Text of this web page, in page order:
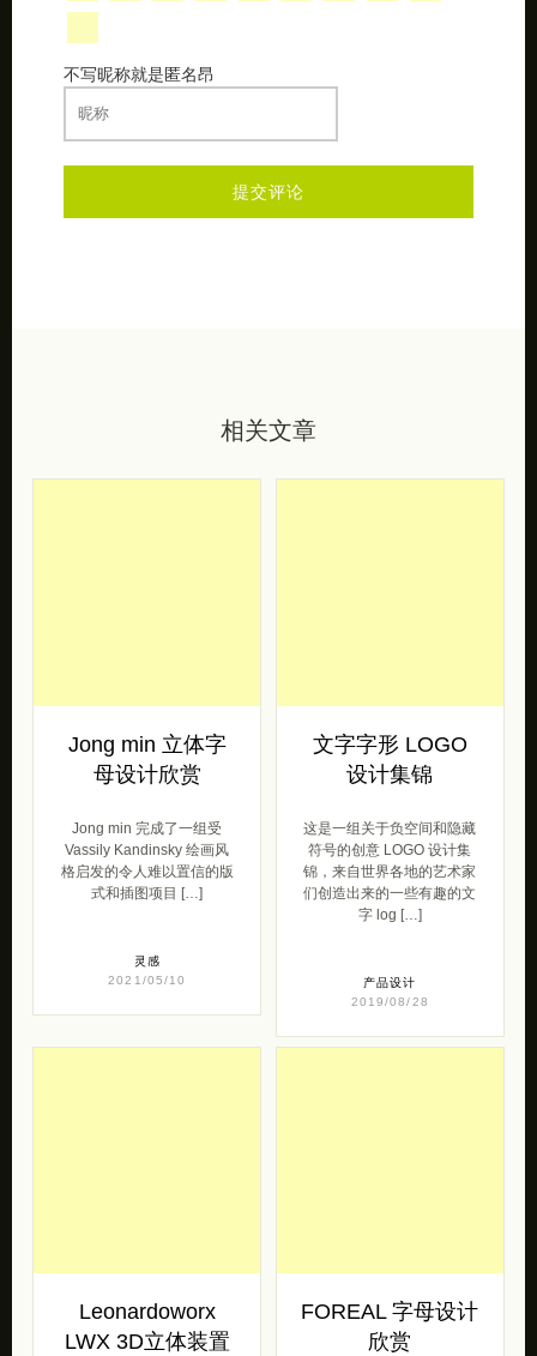
不写昵称就是匿名昂
相关文章
Jong min 立体字
母设计欣赏
Jong min 完成了一组受
Vassily Kandinsky 绘画风
格启发的令人难以置信的版
式和插图项目 […]
灵感
2021/05/10
文字字形 LOGO
设计集锦
这是一组关于负空间和隐藏
符号的创意 LOGO 设计集
锦，来自世界各地的艺术家
们创造出来的一些有趣的文
字 log […]
产品设计
2019/08/28
Leonardoworx
LWX 3D立体装置
FOREAL 字母设计
欣赏